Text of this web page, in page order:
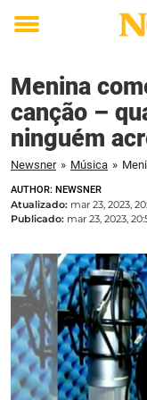
Toggle
Menina
canção –
ninguém
Newsner » Música »
AUTHOR: NEWSNER
Atualizado: mar 23, 2023,
Publicado: mar 23, 2023,